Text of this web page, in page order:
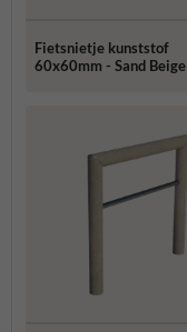
Fietsnietje kunststof
60x60mm - Sand Beige